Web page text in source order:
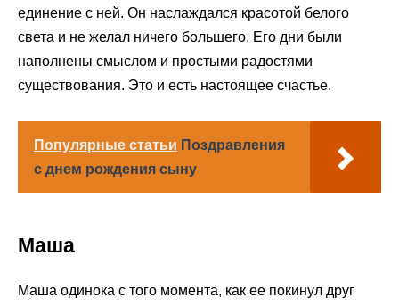
единение с ней. Он наслаждался красотой белого
света и не желал ничего большего. Его дни были
наполнены смыслом и простыми радостями
существования. Это и есть настоящее счастье.
Популярные статьи Поздравления
с днем рождения сыну
Маша
Маша одинока с того момента, как ее покинул друг